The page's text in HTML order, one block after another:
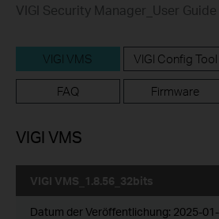
VIGI Security Manager_User Guide
VIGI VMS VIGI Config Tool
FAQ Firmware
VIGI VMS
VIGI VMS_1.8.56_32bits
Datum der Veröffentlichung: 2025-